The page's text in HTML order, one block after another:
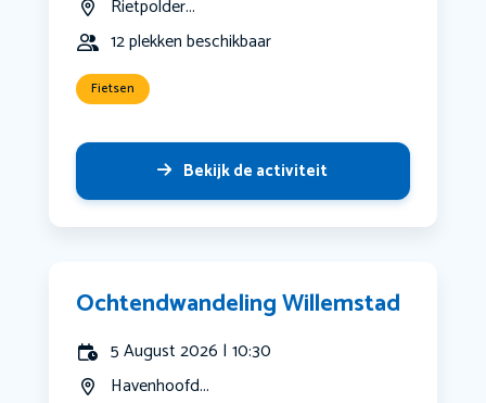
Rietpolder...
12 plekken beschikbaar
Fietsen
Bekijk de activiteit
Ochtendwandeling Willemstad
5 August 2026 | 10:30
Havenhoofd...